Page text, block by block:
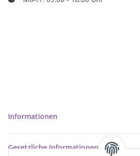
Informationen
Gesetzliche Informationen